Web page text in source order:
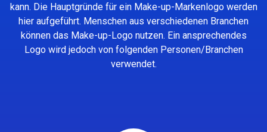
kann. Die Hauptgründe für ein Make-up-Markenlogo werden
hier aufgeführt. Menschen aus verschiedenen Branchen
können das Make-up-Logo nutzen. Ein ansprechendes
Logo wird jedoch von folgenden Personen/Branchen
verwendet.